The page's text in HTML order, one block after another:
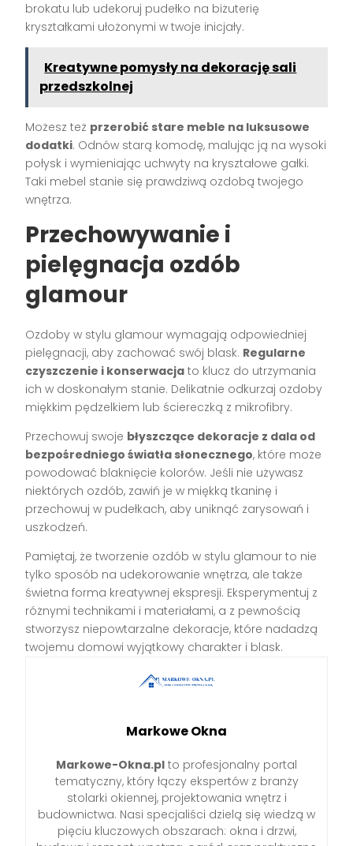
brokatu lub udekoruj pudełko na biżuterię
kryształkami ułożonymi w twoje inicjały.
Kreatywne pomysły na dekorację sali
przedszkolnej
Możesz też przerobić stare meble na luksusowe
dodatki. Odnów starą komodę, malując ją na wysoki
połysk i wymieniając uchwyty na kryształowe gałki.
Taki mebel stanie się prawdziwą ozdobą twojego
wnętrza.
Przechowywanie i
pielęgnacja ozdób
glamour
Ozdoby w stylu glamour wymagają odpowiedniej
pielęgnacji, aby zachować swój blask. Regularne
czyszczenie i konserwacja to klucz do utrzymania
ich w doskonałym stanie. Delikatnie odkurzaj ozdoby
miękkim pędzelkiem lub ściereczką z mikrofibry.
Przechowuj swoje błyszczące dekoracje z dala od
bezpośredniego światła słonecznego, które może
powodować blaknięcie kolorów. Jeśli nie używasz
niektórych ozdób, zawiń je w miękką tkaninę i
przechowuj w pudełkach, aby uniknąć zarysowań i
uszkodzeń.
Pamiętaj, że tworzenie ozdób w stylu glamour to nie
tylko sposób na udekorowanie wnętrza, ale także
świetna forma kreatywnej ekspresji. Eksperymentuj z
różnymi technikami i materiałami, a z pewnością
stworzysz niepowtarzalne dekoracje, które nadadzą
twojemu domowi wyjątkowy charakter i blask.
Markowe Okna
Markowe-Okna.pl to profesjonalny portal
tematyczny, który łączy ekspertów z branży
stolarki okiennej, projektowania wnętrz i
budownictwa. Nasi specjaliści dzielą się wiedzą w
pięciu kluczowych obszarach: okna i drzwi,